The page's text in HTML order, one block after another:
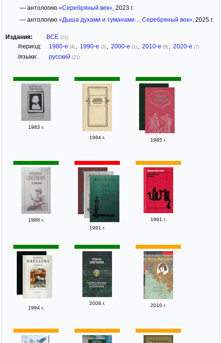
— антологию «Серебряный век», 2023 г.
— антологию «Дыша духами и туманами… Серебряный век», 2025 г.
Издания: ВСЕ (21)
/период: 1980-е (4) 1990-е (3) 2000-е (1) 2010-е (6) 2020-е (7)
/языки: русский (21)
1983 г.
1984 г.
1985 г.
1988 г.
1991 г.
1991 г.
1994 г.
2008 г. 2010 г.